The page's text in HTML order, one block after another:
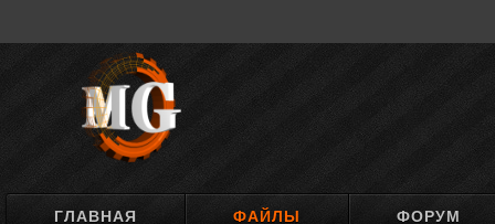
ГЛАВНАЯ ФАЙЛЫ ФОРУМ